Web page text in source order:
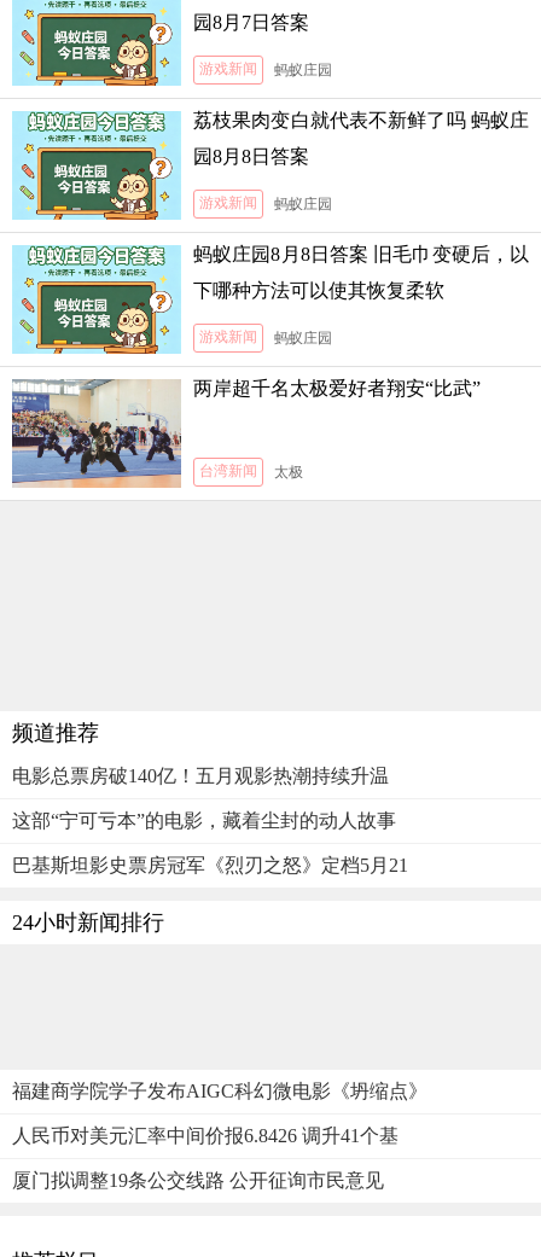
园8月7日答案
游戏新闻 蚂蚁庄园
荔枝果肉变白就代表不新鲜了吗 蚂蚁庄
园8月8日答案
游戏新闻 蚂蚁庄园
蚂蚁庄园8月8日答案 旧毛巾变硬后，以
下哪种方法可以使其恢复柔软
游戏新闻 蚂蚁庄园
两岸超千名太极爱好者翔安“比武”
台湾新闻 太极
频道推荐
电影总票房破140亿！五月观影热潮持续升温
这部“宁可亏本”的电影，藏着尘封的动人故事
巴基斯坦影史票房冠军《烈刃之怒》定档5月21
24小时新闻排行
福建商学院学子发布AIGC科幻微电影《坍缩点》
人民币对美元汇率中间价报6.8426 调升41个基
厦门拟调整19条公交线路 公开征询市民意见